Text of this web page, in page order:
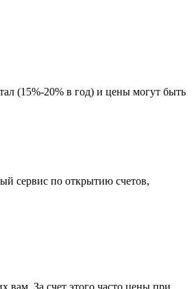
(15%-20% в год) и цены могут быть
сервис по открытию счетов,
За счет этого часто цены при